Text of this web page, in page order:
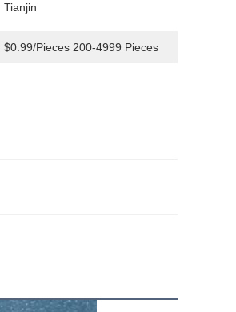
Tianjin
$0.99/pieces 200-4999 Pieces